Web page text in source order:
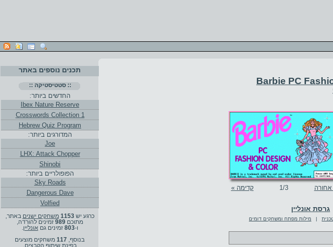
Barbie PC
1/3 קדימה » אחורה
גרסת אונליין
| מילות מפתח ומשחקים דומים
תכנים נוספים באתר
:: סטטיסטיקה ::
החדשים ביותר:
Ibex Nature Reserve
Crosswords Collection 1
Hebrew Quiz Program
המדורגים ביותר:
Joe
LHX: Attack Chopper
Shinobi
הפופולריים ביותר:
Sky Roads
Dangerous Dave
Volfied
כרגע יש1153 משחקים ישנים באתר,
מתוכם989 זמינים להורדה,
ו-803 זמינים גם אונליין
בנוסף, 117 משחקים מוצעים
בפינת שיתוף הקבצים